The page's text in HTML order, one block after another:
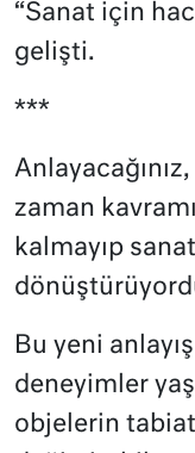
“Sanat için
gelişti.
***
zaman
kalmayıp
Bu yeni
deneyimler
objelerin tabiat